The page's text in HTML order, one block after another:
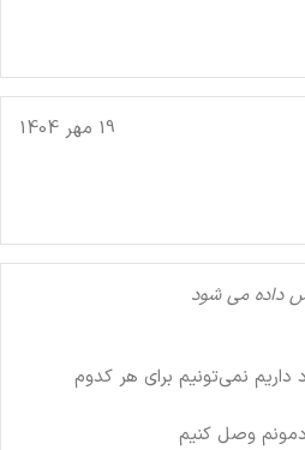
19 مهر 1404
داده می شود
نمی‌تونیم برای هر کدوم
وصل کنیم